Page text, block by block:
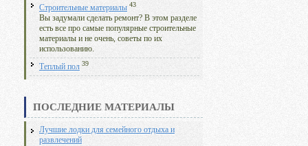
Строительные материалы 43
Вы задумали сделать ремонт? В этом разделе
есть все про самые популярные строительные
материалы и не очень, советы по их
использованию.
Теплый пол 39
ПОСЛЕДНИЕ МАТЕРИАЛЫ
Лучшие лодки для семейного отдыха и
развлечений